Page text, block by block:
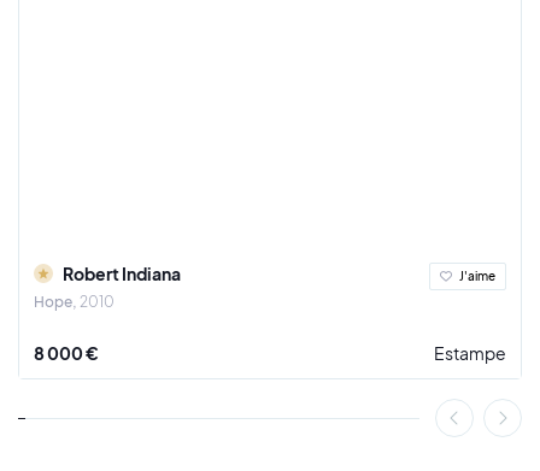
Robert Indiana
Hope 2010
J'aime
8 000 € Estampe